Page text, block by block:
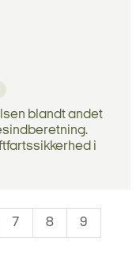
blandt andet
i
7 8 9